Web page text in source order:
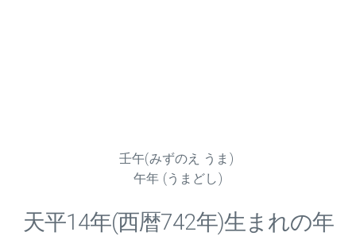
壬午(みずのえ うま)
午年 (うまどし)
天平14年(西暦742年)生まれの年